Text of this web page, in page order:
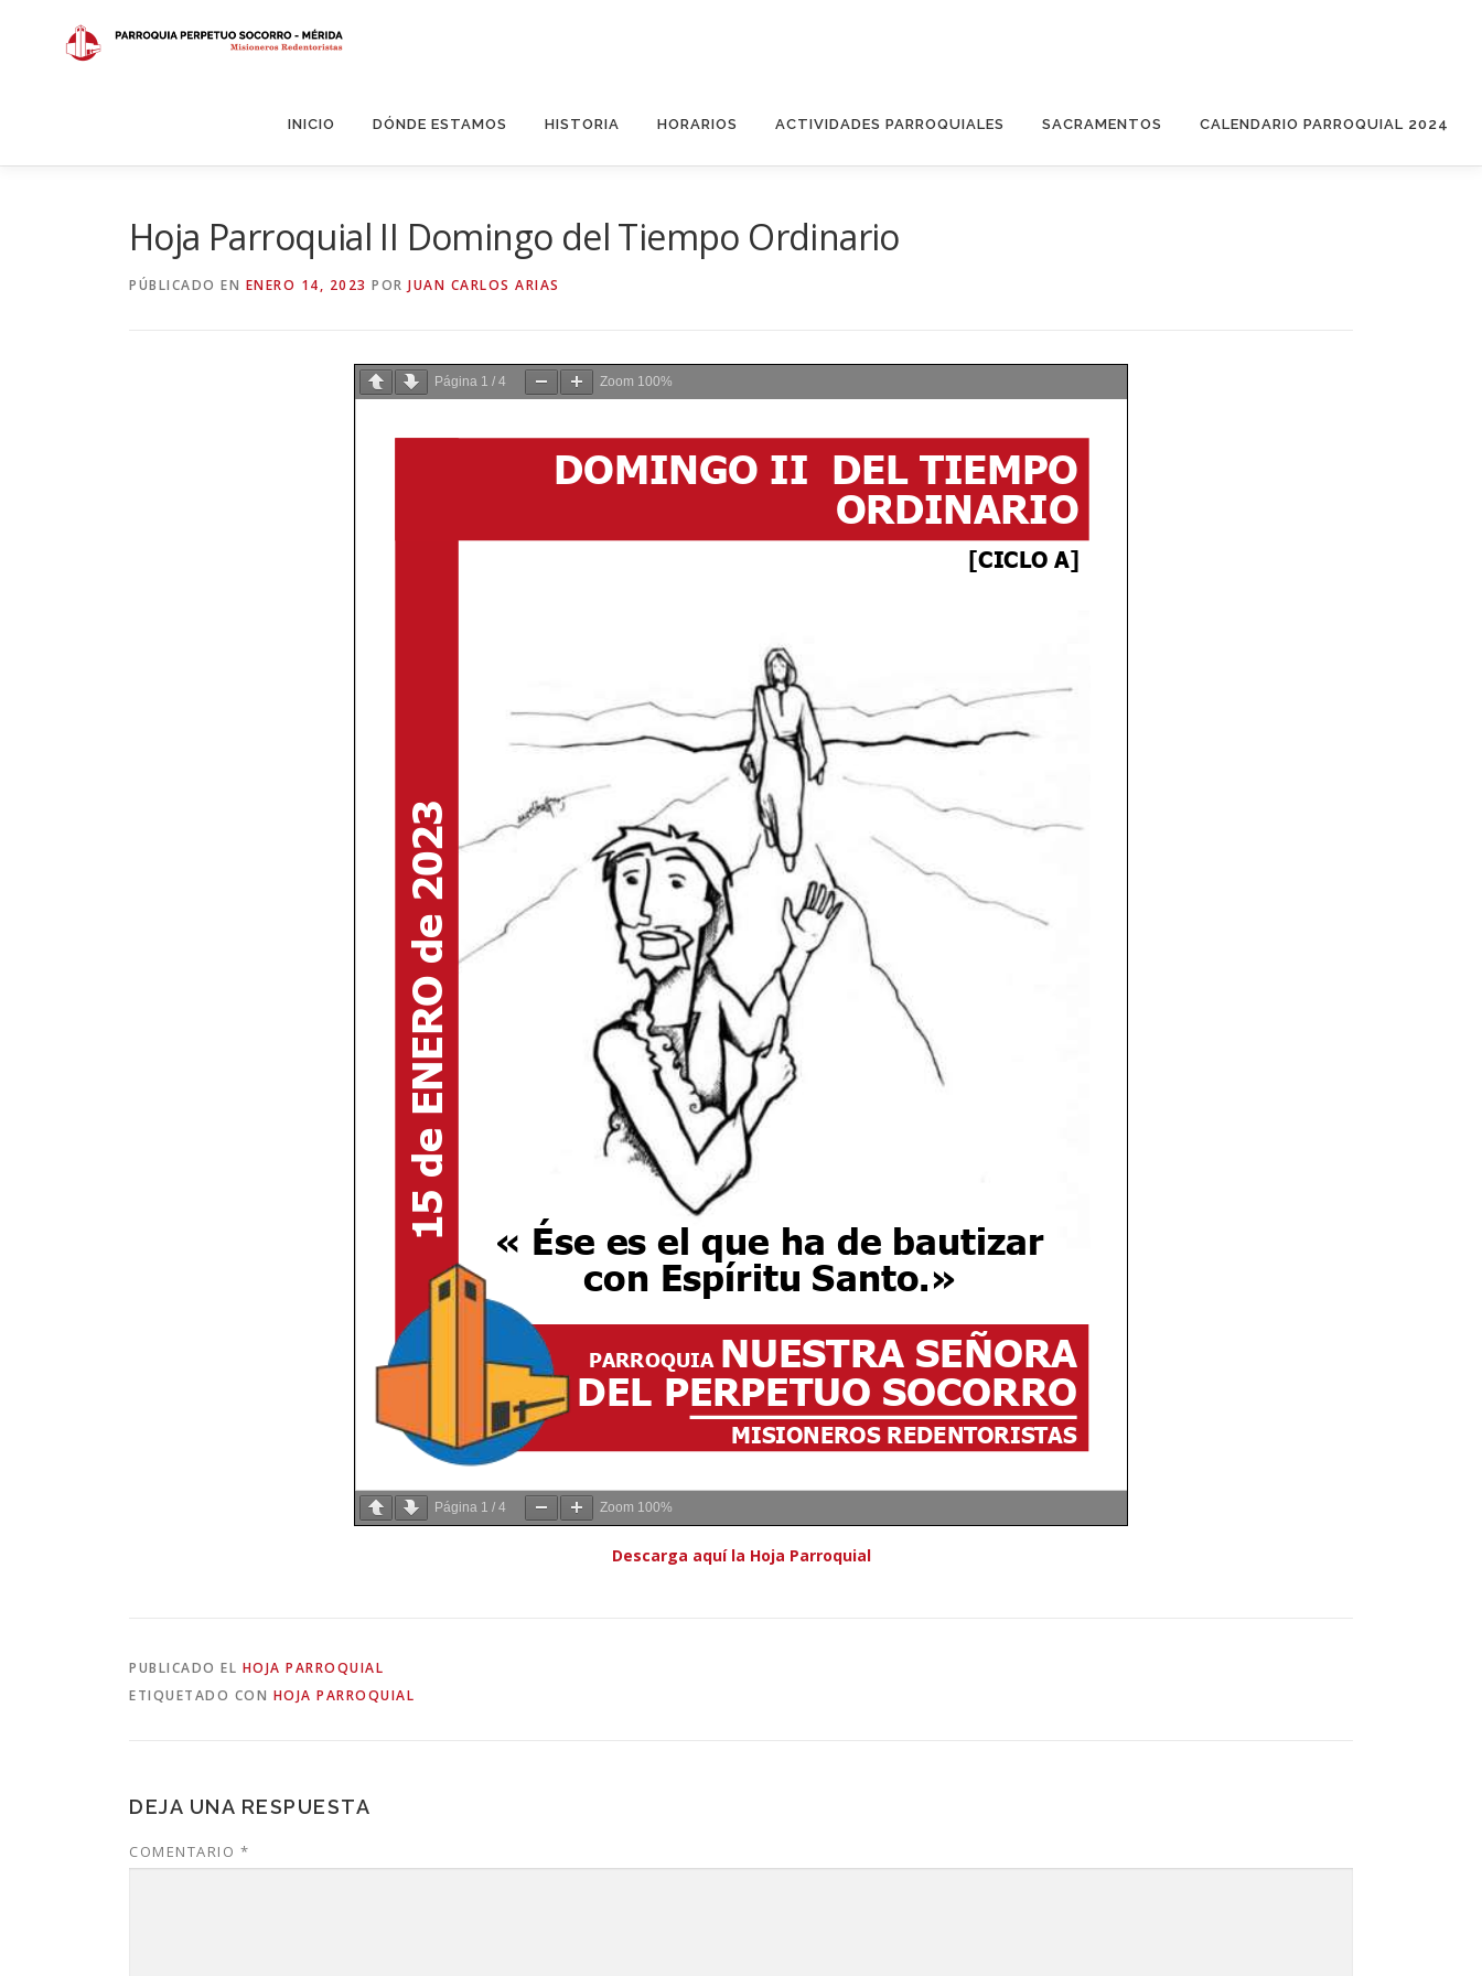
contenido
INICIO DÓNDE ESTAMOS HISTORIA HORARIOS ACTIVIDADES PARROQUIALES SACRAMENTOS CALENDARIO PARROQUIAL 2024
Hoja Parroquial II Domingo del Tiempo Ordinario
PÚBLICADO EN ENERO 14, 2023 POR JUAN CARLOS ARIAS
Página 1 / 4 Zoom 100%
Página 1 / 4 Zoom 100%
Descarga aquí la Hoja Parroquial
PUBLICADO EL HOJA PARROQUIAL
ETIQUETADO CON HOJA PARROQUIAL
DEJA UNA RESPUESTA
COMENTARIO *